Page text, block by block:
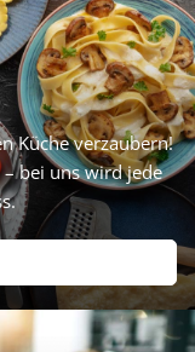
Küche verzaubern!
bei uns wird jede